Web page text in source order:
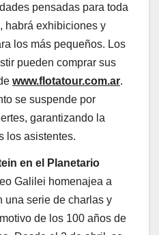
pensadas para toda
habrá exhibiciones y
los más pequeños. Los
pueden comprar sus
www.flotatour.com.ar.
se suspende por
garantizando la
los asistentes.
en el Planetario
Galilei homenajea a
una serie de charlas y
de los 100 años de